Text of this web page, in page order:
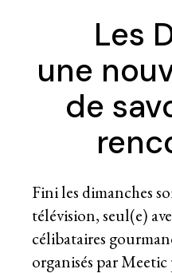
Les
une
de
Fini les dimanches
télévision, seul(e)
célibataires
organisés par